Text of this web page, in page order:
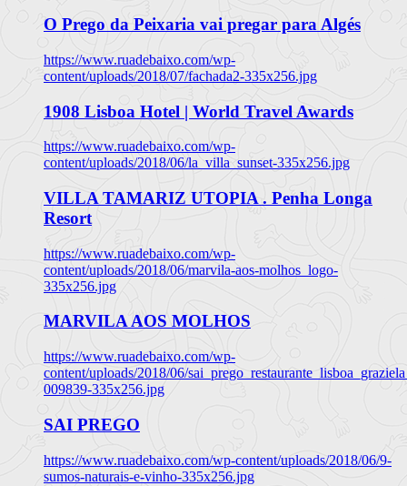
O Prego da Peixaria vai pregar para Algés
https://www.ruadebaixo.com/wp-
content/uploads/2018/07/fachada2-335x256.jpg
1908 Lisboa Hotel | World Travel Awards
https://www.ruadebaixo.com/wp-
content/uploads/2018/06/la_villa_sunset-335x256.jpg
VILLA TAMARIZ UTOPIA . Penha Longa
Resort
https://www.ruadebaixo.com/wp-
content/uploads/2018/06/marvila-aos-molhos_logo-
335x256.jpg
MARVILA AOS MOLHOS
https://www.ruadebaixo.com/wp-
content/uploads/2018/06/
009839-335x256.jpg
SAI PREGO
https://www.ruadebaixo.com/wp-content/uploads/2018/06/9-
sumos-naturais-e-vinho-335x256.jpg